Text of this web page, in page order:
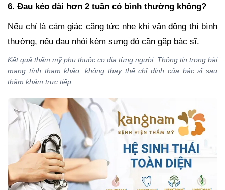
6. Đau kéo dài hơn 2 tuần có bình thường không?
Nếu chỉ là cảm giác căng tức nhẹ khi vận động thì bình
thường, nếu đau nhói kèm sưng đỏ cần gặp bác sĩ.
Kết quả thẩm mỹ phụ thuộc cơ địa từng người. Thông tin trong bài
mang tính tham khảo, không thay thế chỉ định của bác sĩ sau
thăm khám trực tiếp.